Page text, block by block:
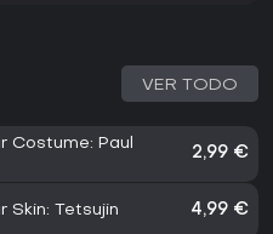
VER TODO
Costume: Paul
2,99 €
Skin: Tetsujin 4,99 €